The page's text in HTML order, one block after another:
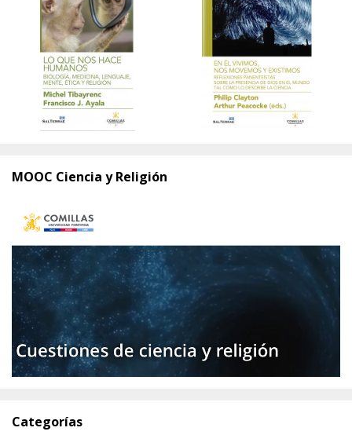
MOOC Ciencia y Religión
Categorías